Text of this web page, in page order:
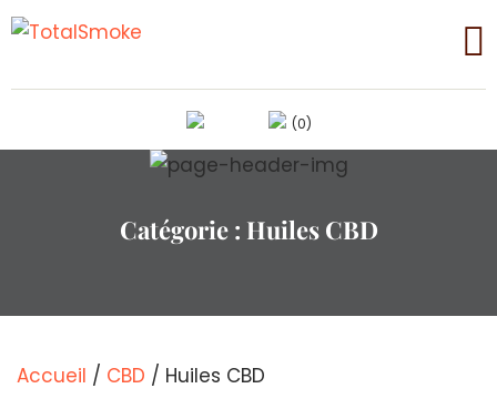
(0)
Catégorie : Huiles CBD
Accueil / CBD / Huiles CBD